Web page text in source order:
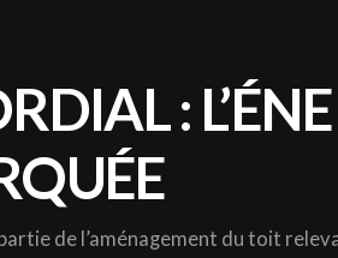
:
de l’aménagement du toit